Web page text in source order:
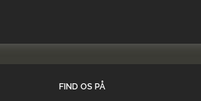
FIND OS PÅ